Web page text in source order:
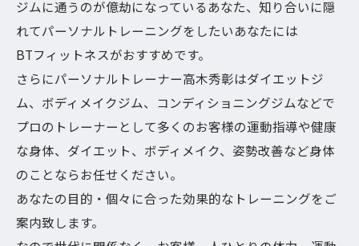
ジムに通うのが億劫になっているあなた、知り合いに隠
れてパーソナルトレーニングをしたいあなたには
BTフィットネスがおすすめです。
さらにパーソナルトレーナー高木秀彰はダイエットジ
ム、ボディメイクジム、コンディショニングジムなどで
プロのトレーナーとして多くのお客様の運動指導や健康
な身体、ダイエット、ボディメイク、姿勢改善など身体
のことならお任せください。
あなたの目的・個々に合った効果的なトレーニングをご
案内致します。